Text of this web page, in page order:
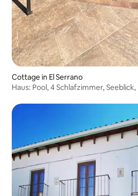
Cottage in El Serrano
Haus: Pool, 4 Schlafzimmer,